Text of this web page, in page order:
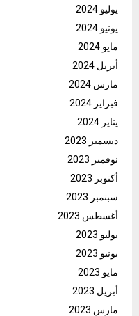
يوليو 2024
يونيو 2024
مايو 2024
أبريل 2024
مارس 2024
فبراير 2024
يناير 2024
ديسمبر 2023
نوفمبر 2023
أكتوبر 2023
سبتمبر 2023
أغسطس 2023
يوليو 2023
يونيو 2023
مايو 2023
أبريل 2023
مارس 2023